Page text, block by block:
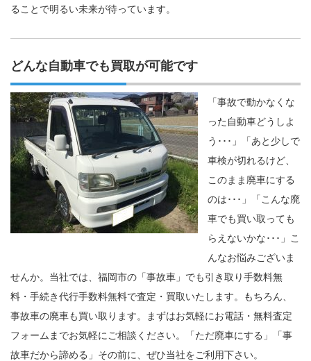
ることで明るい未来が待っています。
どんな自動車でも買取が可能です
「事故で動かなくな
った自動車どうしよ
う･･･」「あと少しで
車検が切れるけど、
このまま廃車にする
のは･･･」「こんな廃
車でも買い取っても
らえないかな･･･」こ
んなお悩みございま
せんか。当社では、福岡市の「事故車」でも引き取り手数料無
料・手続き代行手数料無料で査定・買取いたします。もちろん、
事故車の廃車も買い取ります。まずはお気軽にお電話・無料査定
フォームまでお気軽にご相談ください。「ただ廃車にする」「事
故車だから諦める」その前に、ぜひ当社をご利用下さい。